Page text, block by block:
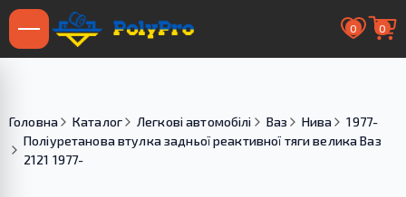
0 0
Головна Каталог Легкові автомобілі Ваз Нива
1977-
Поліуретанова втулка задньої реактивної тяги велика Ваз
2121 1977-